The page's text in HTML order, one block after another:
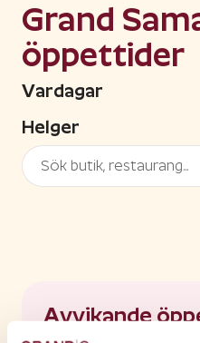
Grand
öppettider
Vardagar
Helger
Avvikande